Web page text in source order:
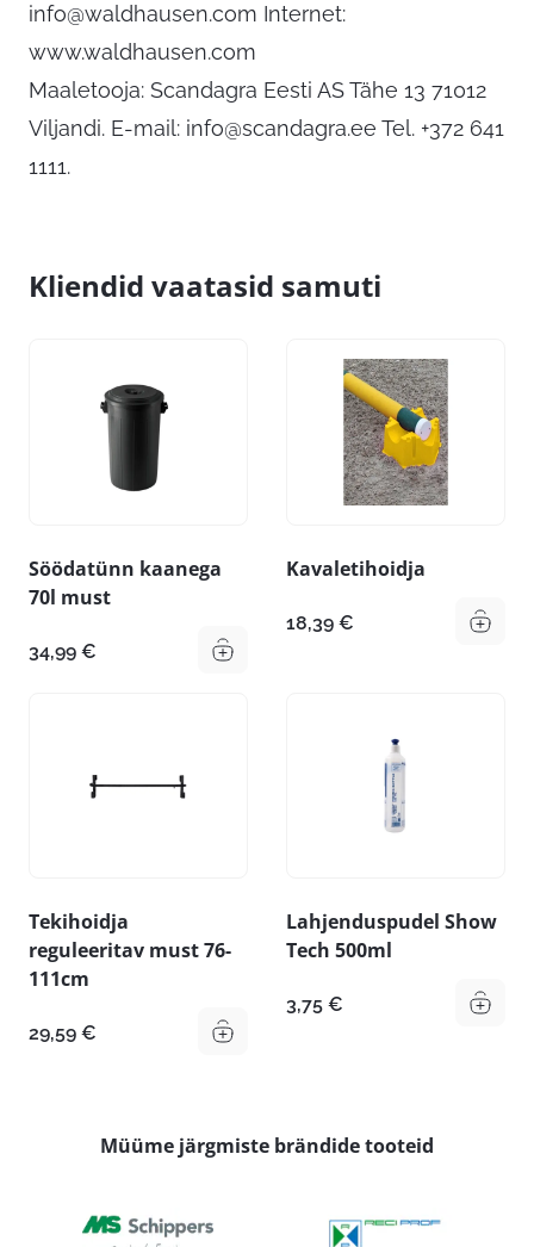
info@waldhausen.com Internet:
www.waldhausen.com
Maaletooja: Scandagra Eesti AS Tähe 13 71012
Viljandi. E-mail: info@scandagra.ee Tel. +372 641
1111.
Kliendid vaatasid samuti
Söödatünn kaanega
70l must
34,99 €
Kavaletihoidja
18,39 €
Tekihoidja
reguleeritav must 76-
111cm
29,59 €
Lahjenduspudel Show
Tech 500ml
3,75 €
Müüme järgmiste brändide tooteid